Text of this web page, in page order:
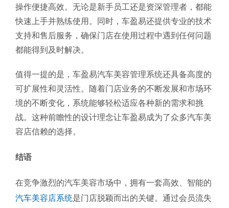
操作便捷高效。无论是新手员工还是资深管理者，都能
快速上手并熟练使用。同时，车盈易还提供专业的技术
支持和售后服务，确保门店在使用过程中遇到任何问题
都能得到及时解决。
值得一提的是，车盈易汽车美容管理系统还具备高度的
可扩展性和灵活性。随着门店业务的不断发展和市场环
境的不断变化，系统能够轻松适应各种新的需求和挑
战。这种前瞻性的设计理念让车盈易成为了众多汽车美
容店信赖的选择。
结语
在竞争激烈的汽车美容市场中，拥有一套高效、智能的
汽车美容店系统是门店脱颖而出的关键。通过会员流失